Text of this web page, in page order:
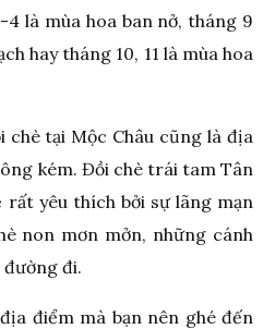
là mùa hoa ban nở, tháng 9
hay tháng 10, 11 là mùa hoa
chè tại Mộc Châu cũng là địa
kém. Đồi chè trái tam Tân
yêu thích bởi sự lãng mạn
non mơn mởn, những cánh
đi.
điểm mà bạn nên ghé đến